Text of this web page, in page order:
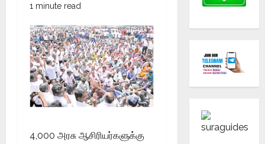
1 minute read
4,000 அரசு ஆசிரியர்களுக்கு